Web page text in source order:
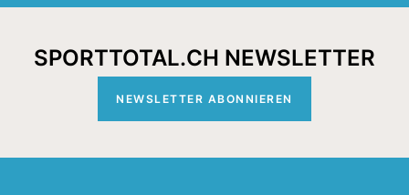
SPORTTOTAL.CH NEWSLETTER
NEWSLETTER ABONNIEREN